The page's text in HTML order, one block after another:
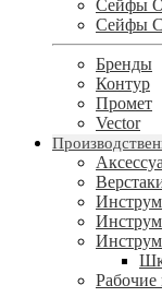
Сейфы
Сейфы
Бренды
Контур
Промет
Vector
Рабочие